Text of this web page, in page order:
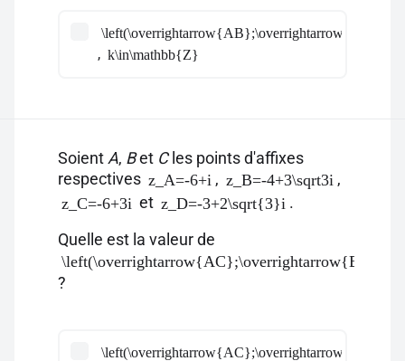
, k\in\mathbb{Z}
Soient A, Bet Cles points d'affixes
respectives z_A=-6+i , z_B=-4+3\sqrt3i ,
z_C=-6+3i et z_D=-3+2\sqrt{3}i .
Quelle est la valeur de
?